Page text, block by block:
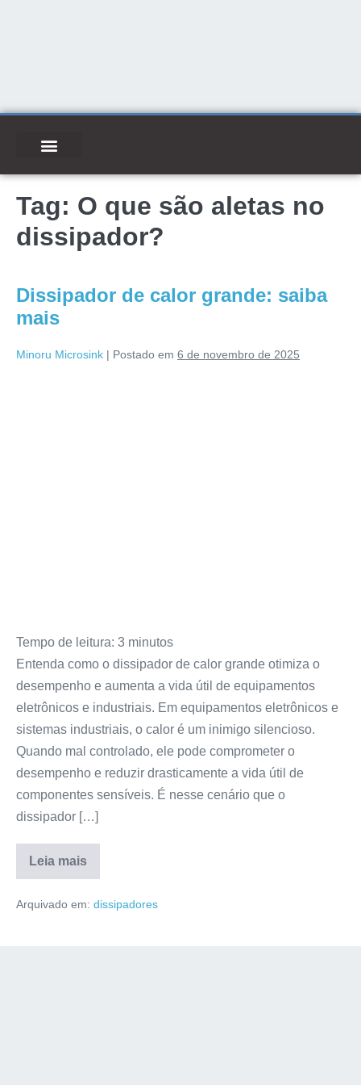
Tag: O que são aletas no
dissipador?
Dissipador de calor grande: saiba
mais
Minoru Microsink | Postado em 6 de novembro de 2025
Tempo de leitura: 3 minutos
Entenda como o dissipador de calor grande otimiza o
desempenho e aumenta a vida útil de equipamentos
eletrônicos e industriais. Em equipamentos eletrônicos e
sistemas industriais, o calor é um inimigo silencioso.
Quando mal controlado, ele pode comprometer o
desempenho e reduzir drasticamente a vida útil de
componentes sensíveis. É nesse cenário que o
dissipador […]
Leia mais
Arquivado em: dissipadores